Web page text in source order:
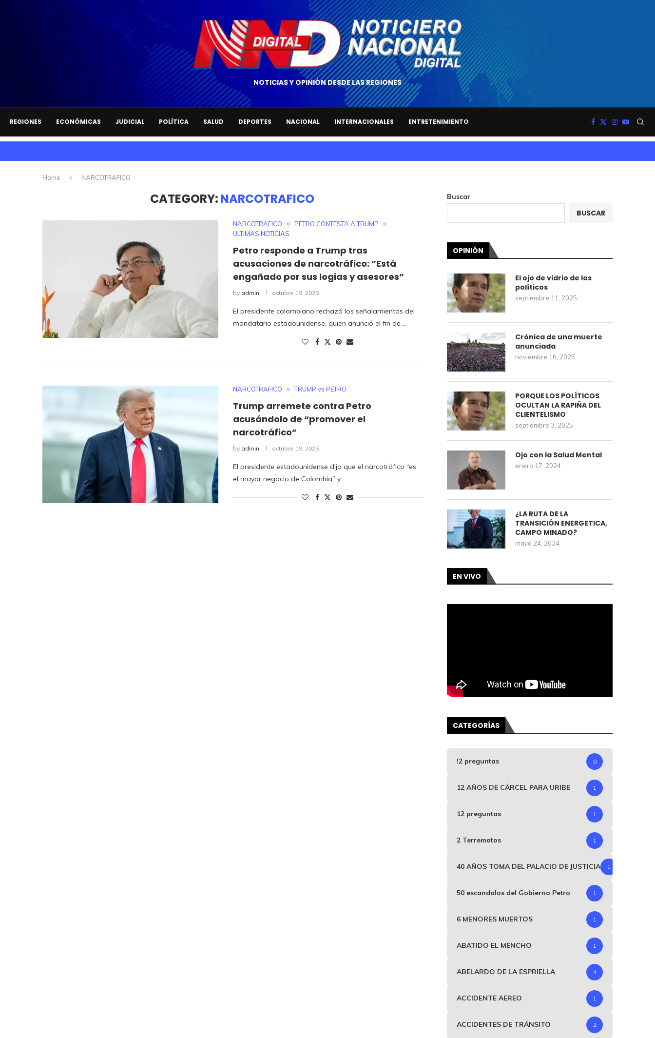
NOTICIAS Y OPINIÓN DESDE LAS REGIONES
REGIONES ECONÓMICAS JUDICIAL POLÍTICA SALUD DEPORTES NACIONAL INTERNACIONALES ENTRETENIMIENTO
Home NARCOTRAFICO
CATEGORY:NARCOTRAFICO
NARCOTRAFICO
PETRO CONTESTA A TRUMP
ULTIMAS NOTICIAS
Petro responde a Trump tras
acusaciones de narcotráfico: “Está
engañado por sus logias y asesores”
by admin octubre 19, 2025
El presidente colombiano rechazó los señalamientos del
mandatario estadounidense, quien anunció el fin de …
NARCOTRAFICO TRUMP vs PETRO
Trump arremete contra Petro
acusándolo de “promover el
narcotráfico”
by admin octubre 19, 2025
El presidente estadounidense dijo que el narcotráfico “es
el mayor negocio de Colombia” y …
Buscar
BUSCAR
OPINIÓN
El ojo de vidrio de los
políticos
septiembre 11, 2025
Crónica de una muerte
anunciada
noviembre 16, 2025
PORQUE LOS POLÍTICOS
OCULTAN LA RAPIÑA DEL
CLIENTELISMO
septiembre 3, 2025
Ojo con la Salud Mental
enero 17, 2024
¿LA RUTA DE LA
TRANSICIÓN ENERGETICA,
CAMPO MINADO?
mayo 24, 2024
EN VIVO
CATEGORÍAS
!2 preguntas 0
12 AÑOS DE CÁRCEL PARA URIBE 1
12 preguntas 1
2 Terremotos 1
40 AÑOS TOMA DEL PALACIO DE JUSTICIA 1
50 escandalos del Gobierno Petro 1
6 MENORES MUERTOS 1
ABATIDO EL MENCHO 1
ABELARDO DE LA ESPRIELLA 4
ACCIDENTE AEREO 1
ACCIDENTES DE TRÁNSITO 2